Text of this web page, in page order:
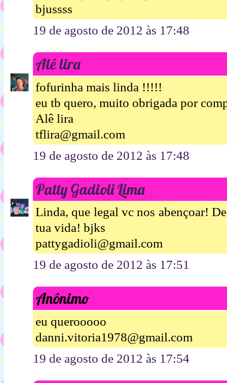
bjussss
19 de agosto de 2012 às 17:48
Alê lira
fofurinha mais linda !!!!!
eu tb quero, muito obrigada por
Alê lira
tflira@gmail.com
19 de agosto de 2012 às 17:48
Patty Gadioli Lima
Linda, que legal vc nos abençoar!
tua vida! bjks
pattygadioli@gmail.com
19 de agosto de 2012 às 17:51
Anônimo
eu querooooo
danni.vitoria1978@gmail.com
19 de agosto de 2012 às 17:54